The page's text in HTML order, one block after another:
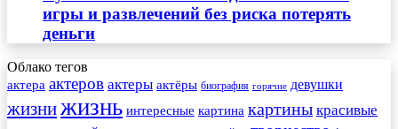
игры и развлечений без риска потерять
деньги
Облако тегов
актера актеров актеры актёры биография горячие девушки
жизнижизнь интересные картина картины красивые